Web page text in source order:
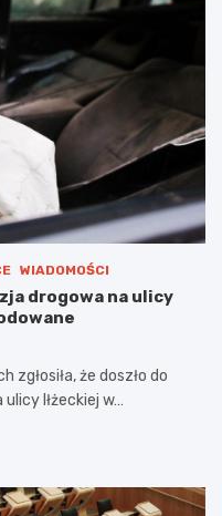
WIADOMOŚCI
drogowa na ulicy
zgłosiła, że doszło do
Iłżeckiej w…